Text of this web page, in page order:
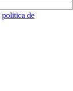
politica de